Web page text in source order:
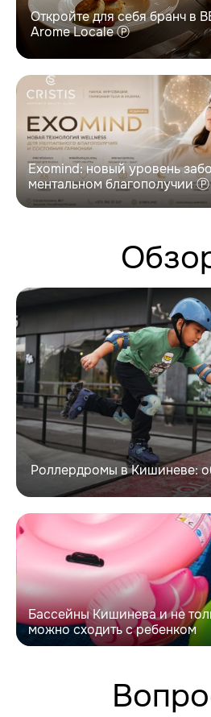
Откройте для себя бранч в
Arome Locale Ⓟ
Exomind: новый уровень
ментальном благополучии Ⓟ
Роллердромы в Кишиневе:
Бассейны Кишинева и не
можно сходить с ребенком